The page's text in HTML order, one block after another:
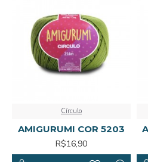
Círculo
AMIGURUMI COR 5203
R$16,90